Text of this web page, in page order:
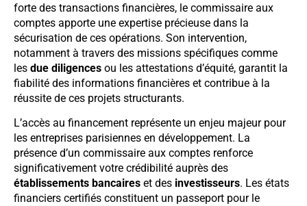
forte des transactions financières, le commissaire aux
comptes apporte une expertise précieuse dans la
sécurisation de ces opérations. Son intervention,
notamment à travers des missions spécifiques comme
les due diligences ou les attestations d’équité, garantit la
fiabilité des informations financières et contribue à la
réussite de ces projets structurants.
L’accès au financement représente un enjeu majeur pour
les entreprises parisiennes en développement. La
présence d’un commissaire aux comptes renforce
significativement votre crédibilité auprès des
établissements bancaires et des investisseurs. Les états
financiers certifiés constituent un passeport pour le